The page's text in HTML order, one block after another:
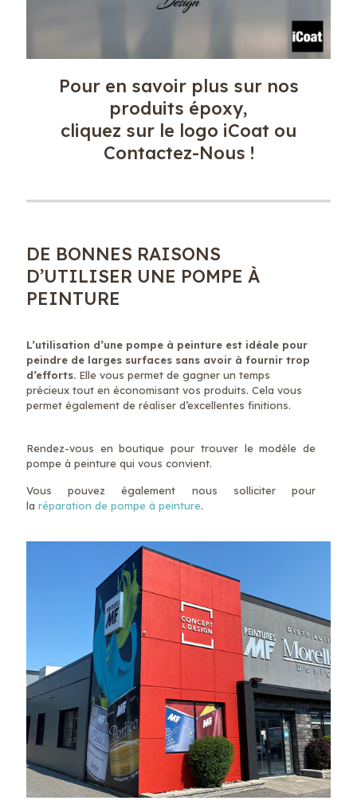
Pour en savoir plus sur nos
produits époxy,
cliquez sur le logo iCoat ou
Contactez-Nous !
DE BONNES RAISONS
D’UTILISER UNE POMPE À
PEINTURE
L’utilisation d’une pompe à peinture est idéale pour
peindre de larges surfaces sans avoir à fournir trop
d’efforts. Elle vous permet de gagner un temps
précieux tout en économisant vos produits. Cela vous
permet également de réaliser d’excellentes finitions.
Rendez-vous en boutique pour trouver le modèle de
pompe à peinture qui vous convient.
Vous pouvez également nous solliciter pour
la réparation de pompe à peinture.